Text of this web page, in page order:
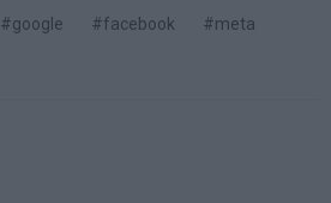
#google #facebook
#meta